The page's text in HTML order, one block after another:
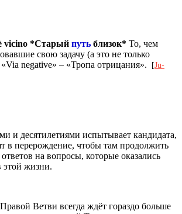
vicino *Старый путь близок* То, чем
свою задачу (а это не только
«Via negative» – «Тропа отрицания».
[Ju-
и десятилетиями испытывает кандидата,
в перерождение, чтобы там продолжить
на вопросы, которые оказались
этой жизни.
Ветви всегда ждёт гораздо больше